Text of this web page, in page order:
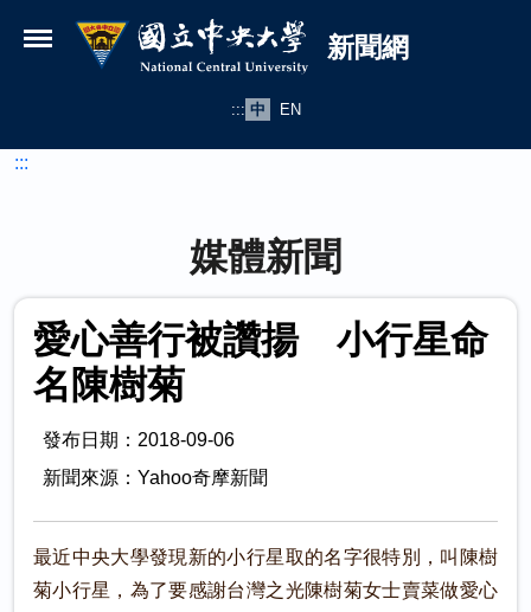
國立中央大學新聞網
新聞網
::: 中 EN
:::
媒體新聞
愛心善行被讚揚 小行星命
名陳樹菊
發布日期：2018-09-06
新聞來源：Yahoo奇摩新聞
最近中央大學發現新的小行星取的名字很特別，叫陳樹
菊小行星，為了要感謝台灣之光陳樹菊女士賣菜做愛心